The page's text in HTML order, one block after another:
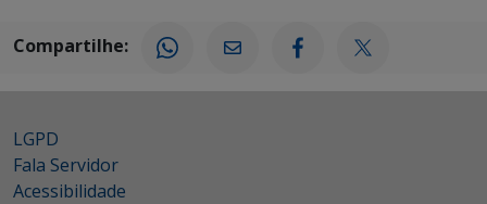
Compartilhe:
LGPD
Fala Servidor
Acessibilidade